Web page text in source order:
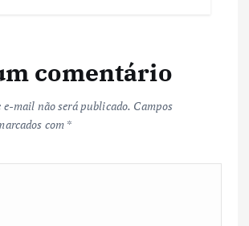
comentário
e-mail não será publicado. Campos
com *